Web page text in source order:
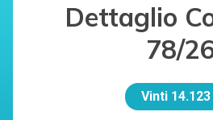
Dettaglio
78/
Vinti 14.123